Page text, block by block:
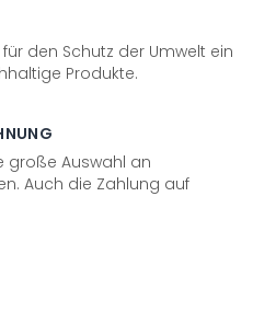
den Schutz der Umwelt ein
Produkte.
große Auswahl an
Auch die Zahlung auf